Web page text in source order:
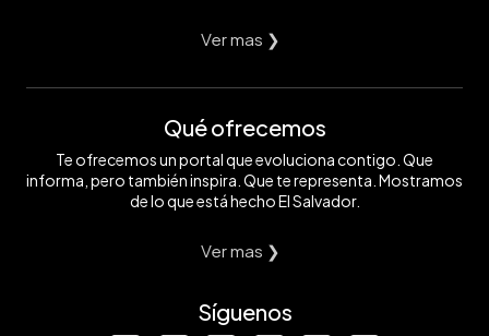
Ver mas ❯
Qué ofrecemos
Te ofrecemos un portal que evoluciona contigo. Que
informa, pero también inspira. Que te representa. Mostramos
de lo que está hecho El Salvador.
Ver mas ❯
Síguenos